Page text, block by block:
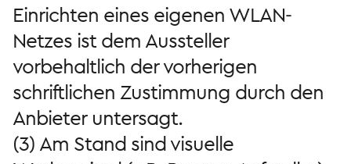
Einrichten eines eigenen WLAN-
Netzes ist dem Aussteller
vorbehaltlich der vorherigen
schriftlichen Zustimmung durch den
Anbieter untersagt.
(3) Am Stand sind visuelle